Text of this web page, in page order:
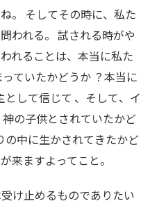
。 そしてその時に、 私た
われる。
試される時がや
れることは、 本当に私た
ていたかどうか ？ 本当に
として信じて 、 そして、 イ
神の子供とされていたかど
の中に生かされてきたかど
来ますよってこと 。
け止めるものでありたい